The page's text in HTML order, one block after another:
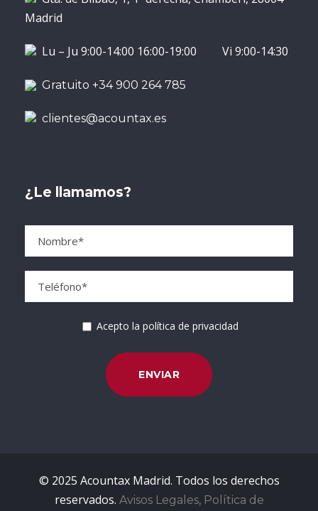
Madrid
Lu – Ju 9:00-14:00 16:00-19:00 Vi 9:00-14:30
Gratuito +34 900 264 785
clientes@acountax.es
¿Le llamamos?
Acepto la política de privacidad
© 2025 Acountax Madrid. Todos los derechos
reservados. Avisos Legales, Política de